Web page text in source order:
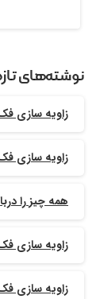
نوشته‌های
زاویه سازی
زاویه سازی
همه چیز را
زاویه سازی
زاویه سازی